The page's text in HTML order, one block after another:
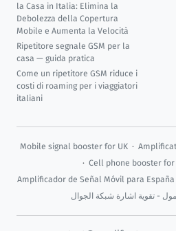
la Casa in Italia: Elimina la
Debolezza della Copertura
Mobile e Aumenta la Velocità
Ripetitore segnale GSM per la
casa — guida pratica
Come un ripetitore GSM riduce i
costi di roaming per i viaggiatori
italiani
Mobile signal booster for UK ·
· Cell phone booster
Amplificador de Señal Móvil para España
- تقوية اشارة شبكة الجوال